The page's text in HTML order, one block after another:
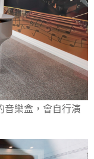
音樂盒，會自行演